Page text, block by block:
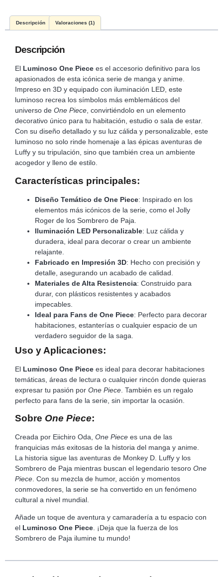
Descripción Valoraciones (1)
Descripción
El Luminoso One Piece es el accesorio definitivo para los
apasionados de esta icónica serie de manga y anime.
Impreso en 3D y equipado con iluminación LED, este
luminoso recrea los símbolos más emblemáticos del
universo de One Piece, convirtiéndolo en un elemento
decorativo único para tu habitación, estudio o sala de estar.
Con su diseño detallado y su luz cálida y personalizable, este
luminoso no solo rinde homenaje a las épicas aventuras de
Luffy y su tripulación, sino que también crea un ambiente
acogedor y lleno de estilo.
Características principales:
Diseño Temático de One Piece: Inspirado en los
elementos más icónicos de la serie, como el Jolly
Roger de los Sombrero de Paja.
Iluminación LED Personalizable: Luz cálida y
duradera, ideal para decorar o crear un ambiente
relajante.
Fabricado en Impresión 3D: Hecho con precisión y
detalle, asegurando un acabado de calidad.
Materiales de Alta Resistencia: Construido para
durar, con plásticos resistentes y acabados
impecables.
Ideal para Fans de One Piece: Perfecto para decorar
habitaciones, estanterías o cualquier espacio de un
verdadero seguidor de la saga.
Uso y Aplicaciones:
El Luminoso One Piece es ideal para decorar habitaciones
temáticas, áreas de lectura o cualquier rincón donde quieras
expresar tu pasión por One Piece . También es un regalo
perfecto para fans de la serie, sin importar la ocasión.
Sobre One Piece:
Creada por Eiichiro Oda, One Piece es una de las
franquicias más exitosas de la historia del manga y anime.
La historia sigue las aventuras de Monkey D. Luffy y los
Sombrero de Paja mientras buscan el legendario tesoro One
Piece . Con su mezcla de humor, acción y momentos
conmovedores, la serie se ha convertido en un fenómeno
cultural a nivel mundial.
Añade un toque de aventura y camaradería a tu espacio con
el Luminoso One Piece. ¡Deja que la fuerza de los
Sombrero de Paja ilumine tu mundo!